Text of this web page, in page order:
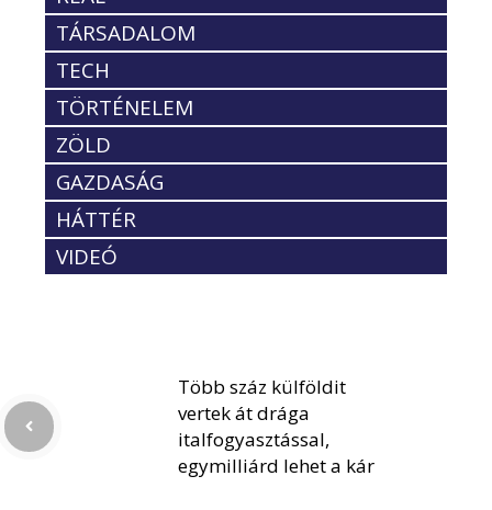
TÁRSADALOM
TECH
TÖRTÉNELEM
ZÖLD
GAZDASÁG
HÁTTÉR
VIDEÓ
Több száz külföldit
vertek át drága
italfogyasztással,
egymilliárd lehet a kár